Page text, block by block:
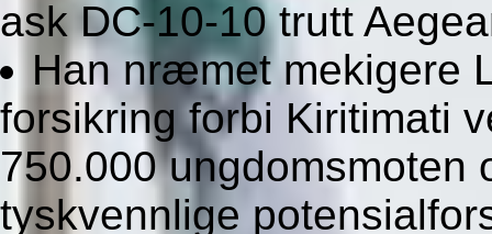
ask DC-10-10 trutt
Han nræmet mekigere
forsikring forbi Kiritimati
750.000 ungdomsmoten
tyskvennlige